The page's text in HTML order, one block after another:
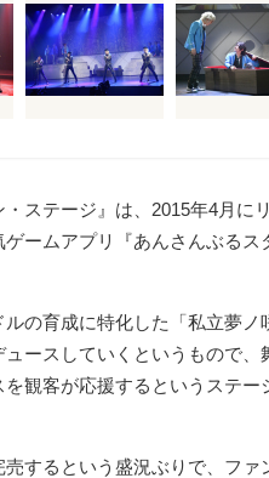
ステージ』は、 2015年4月に
ームアプリ『あんさんぶるス
の育成に特化した「私立夢
ースしていくというもので、
観客が応援するというステ
するという盛況ぶりで、ファ